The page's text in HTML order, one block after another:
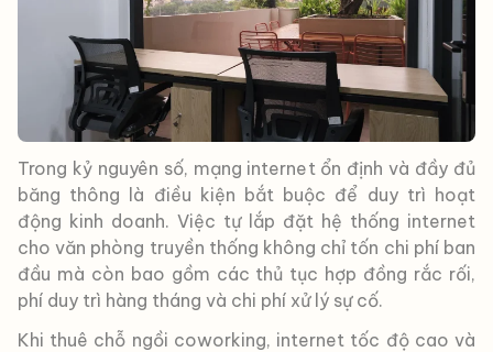
Trong kỷ nguyên số, mạng internet ổn định và đầy đủ
băng thông là điều kiện bắt buộc để duy trì hoạt
động kinh doanh. Việc tự lắp đặt hệ thống internet
cho văn phòng truyền thống không chỉ tốn chi phí ban
đầu mà còn bao gồm các thủ tục hợp đồng rắc rối,
phí duy trì hàng tháng và chi phí xử lý sự cố.
Khi thuê chỗ ngồi coworking, internet tốc độ cao và